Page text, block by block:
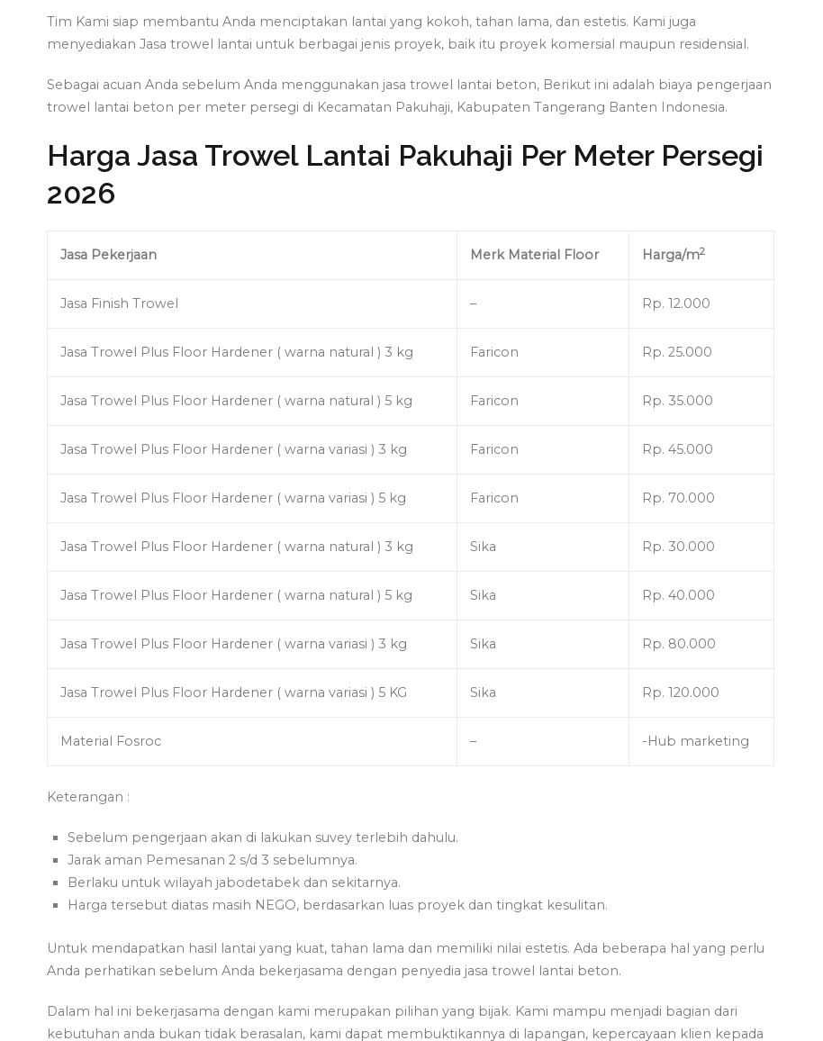
Tim Kami siap membantu Anda menciptakan lantai yang kokoh, tahan lama, dan estetis. Kami juga
menyediakan Jasa trowel lantai untuk berbagai jenis proyek, baik itu proyek komersial maupun residensial.
Sebagai acuan Anda sebelum Anda menggunakan jasa trowel lantai beton, Berikut ini adalah biaya pengerjaan
trowel lantai beton per meter persegi di Kecamatan Pakuhaji, Kabupaten Tangerang Banten Indonesia.
Harga Jasa Trowel Lantai Pakuhaji Per Meter Persegi
2026
Jasa Pekerjaan Merk Material Floor Harga/m2
Jasa Finish Trowel – Rp. 12.000
Jasa Trowel Plus Floor Hardener ( warna natural ) 3 kg Faricon Rp. 25.000
Jasa Trowel Plus Floor Hardener ( warna natural ) 5 kg Faricon Rp. 35.000
Jasa Trowel Plus Floor Hardener ( warna variasi ) 3 kg Faricon Rp. 45.000
Jasa Trowel Plus Floor Hardener ( warna variasi ) 5 kg Faricon Rp. 70.000
Jasa Trowel Plus Floor Hardener ( warna natural ) 3 kg Sika Rp. 30.000
Jasa Trowel Plus Floor Hardener ( warna natural ) 5 kg Sika Rp. 40.000
Jasa Trowel Plus Floor Hardener ( warna variasi ) 3 kg Sika Rp. 80.000
Jasa Trowel Plus Floor Hardener ( warna variasi ) 5 KG Sika Rp. 120.000
Material Fosroc – -Hub marketing
Keterangan :
Sebelum pengerjaan akan di lakukan suvey terlebih dahulu.
Jarak aman Pemesanan 2 s/d 3 sebelumnya.
Berlaku untuk wilayah jabodetabek dan sekitarnya.
Harga tersebut diatas masih NEGO, berdasarkan luas proyek dan tingkat kesulitan.
Untuk mendapatkan hasil lantai yang kuat, tahan lama dan memiliki nilai estetis. Ada beberapa hal yang perlu
Anda perhatikan sebelum Anda bekerjasama dengan penyedia jasa trowel lantai beton.
Dalam hal ini bekerjasama dengan kami merupakan pilihan yang bijak. Kami mampu menjadi bagian dari
kebutuhan anda bukan tidak berasalan, kami dapat membuktikannya di lapangan, kepercayaan klien kepada